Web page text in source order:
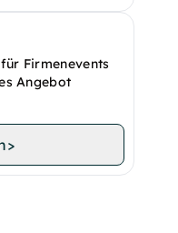
Firmenevents
Angebot
>